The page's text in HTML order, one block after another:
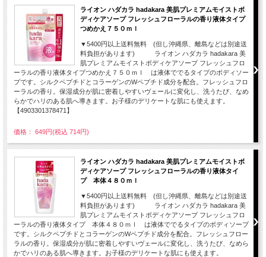
ライオン ハダカラ hadakara 美肌プレミアムモイストボ
ディケアソープ フレッシュフローラルの香り液体タイプ
つめかえ７５０ｍｌ
▼5400円以上送料無料 (但し沖縄県、離島などは別途送
料負担があります) ライオン ハダカラ hadakara 美
肌プレミアムモイストボディケアソープ フレッシュフロ
ーラルの香り液体タイプつめかえ７５０ｍｌ は液体ででるタイプのボディソー
プです。シルクペプチドとコラーゲンのWペプチド成分を配合。フレッシュフロ
ーラルの香り。保湿成分が肌に密着しやすいヴェールに変化し、洗うたび、なめ
らかでハリのある肌へ導きます。お子様のデリケートな肌にも使えます。
【4903301378471】
価格： 649円(税込 714円)
ライオン ハダカラ hadakara 美肌プレミアムモイストボ
ディケアソープ フレッシュフローラルの香り液体タイ
プ 本体４８０ｍｌ
▼5400円以上送料無料 (但し沖縄県、離島などは別途送
料負担があります) ライオン ハダカラ hadakara 美
肌プレミアムモイストボディケアソープ フレッシュフロ
ーラルの香り液体タイプ 本体４８０ｍｌ は液体ででるタイプのボディソープ
です。シルクペプチドとコラーゲンのWペプチド成分を配合。フレッシュフロー
ラルの香り。保湿成分が肌に密着しやすいヴェールに変化し、洗うたび、なめら
かでハリのある肌へ導きます。お子様のデリケートな肌にも使えます。